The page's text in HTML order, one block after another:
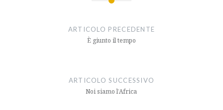
ARTICOLO PRECEDENTE
È giunto il tempo
ARTICOLO SUCCESSIVO
Noi siamo l’Africa